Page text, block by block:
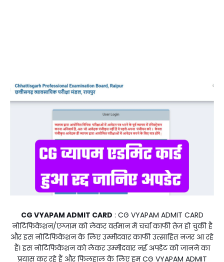
CG VYAPAM ADMIT CARD : CG VYAPAM ADMIT CARD
नोटिफिकेशन/एग्जाम को लेकर वर्तमान में चर्चा काफी तेज हो चुकी है
और इस नोटिफिकेशन के लिए उम्मीदवार काफी उत्साहित नजर आ रहे
हैं। इस नोटिफिकेशन को लेकर उम्मीदवार नई अपडेट को जानने का
प्रयास कर रहे हैं और फिलहाल के लिए हम CG VYAPAM ADMIT